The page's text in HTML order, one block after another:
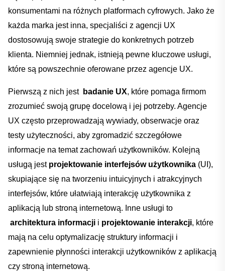
konsumentami⁤ na różnych platformach cyfrowych. Jako że
każda⁤ marka jest inna, specjaliści z ⁣agencji UX
dostosowują swoje ⁢strategie do konkretnych potrzeb
klienta. Niemniej jednak, istnieją pewne kluczowe usługi,
które ⁤są powszechnie oferowane przez agencje UX.
Pierwszą ‍z nich jest ‍ badanie UX, które pomaga firmom
zrozumieć swoją grupę docelową ⁤i⁣ jej potrzeby. Agencje
‍UX często przeprowadzają wywiady, obserwacje oraz‍
testy użyteczności, aby zgromadzić szczegółowe‍
informacje na ⁣temat zachowań użytkowników. Kolejną
usługą jest projektowanie interfejsów użytkownika (UI),
skupiające się‍ na tworzeniu⁤ intuicyjnych i atrakcyjnych​
interfejsów, które ‍ułatwiają interakcję‍ użytkownika z
‍aplikacją ‍lub stroną internetową. Inne usługi to
architektura ‌informacji i projektowanie interakcji,‌ które
mają na celu ​optymalizację struktury informacji i
zapewnienie płynności interakcji użytkowników z aplikacją
czy stroną internetową.
Dodano do koszyka
Kontynuuj zakupy